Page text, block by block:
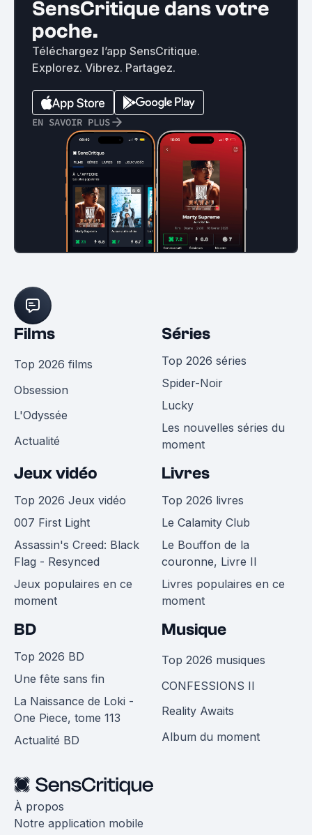
SensCritique dans votre
poche.
Téléchargez l’app SensCritique.
Explorez. Vibrez. Partagez.
EN SAVOIR PLUS
Films
Top 2026 films
Obsession
L'Odyssée
Actualité
Séries
Top 2026 séries
Spider-Noir
Lucky
Les nouvelles séries du
moment
Jeux vidéo
Top 2026 Jeux vidéo
007 First Light
Assassin's Creed: Black
Flag - Resynced
Jeux populaires en ce
moment
Livres
Top 2026 livres
Le Calamity Club
Le Bouffon de la
couronne, Livre II
Livres populaires en ce
moment
BD
Top 2026 BD
Une fête sans fin
La Naissance de Loki -
One Piece, tome 113
Actualité BD
Musique
Top 2026 musiques
CONFESSIONS II
Reality Awaits
Album du moment
À propos
Notre application mobile